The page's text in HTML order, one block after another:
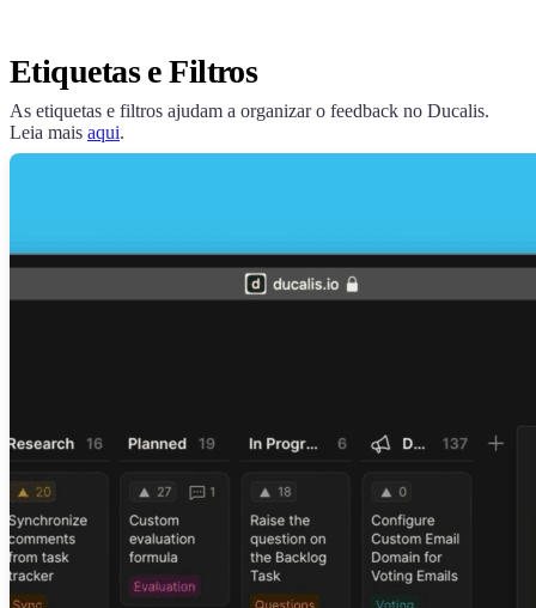
Etiquetas e Filtros
As etiquetas e filtros ajudam a organizar o feedback no Ducalis.
Leia mais aqui.